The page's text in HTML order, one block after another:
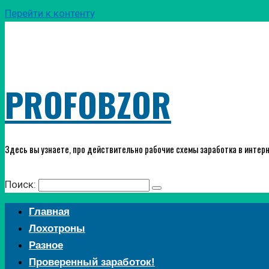
Перейти к контенту
PROFOBZOR
Здесь вы узнаете, про действительно рабочие схемы заработка в
Поиск:
Главная
Лохотроны
Разное
Проверенный заработок!